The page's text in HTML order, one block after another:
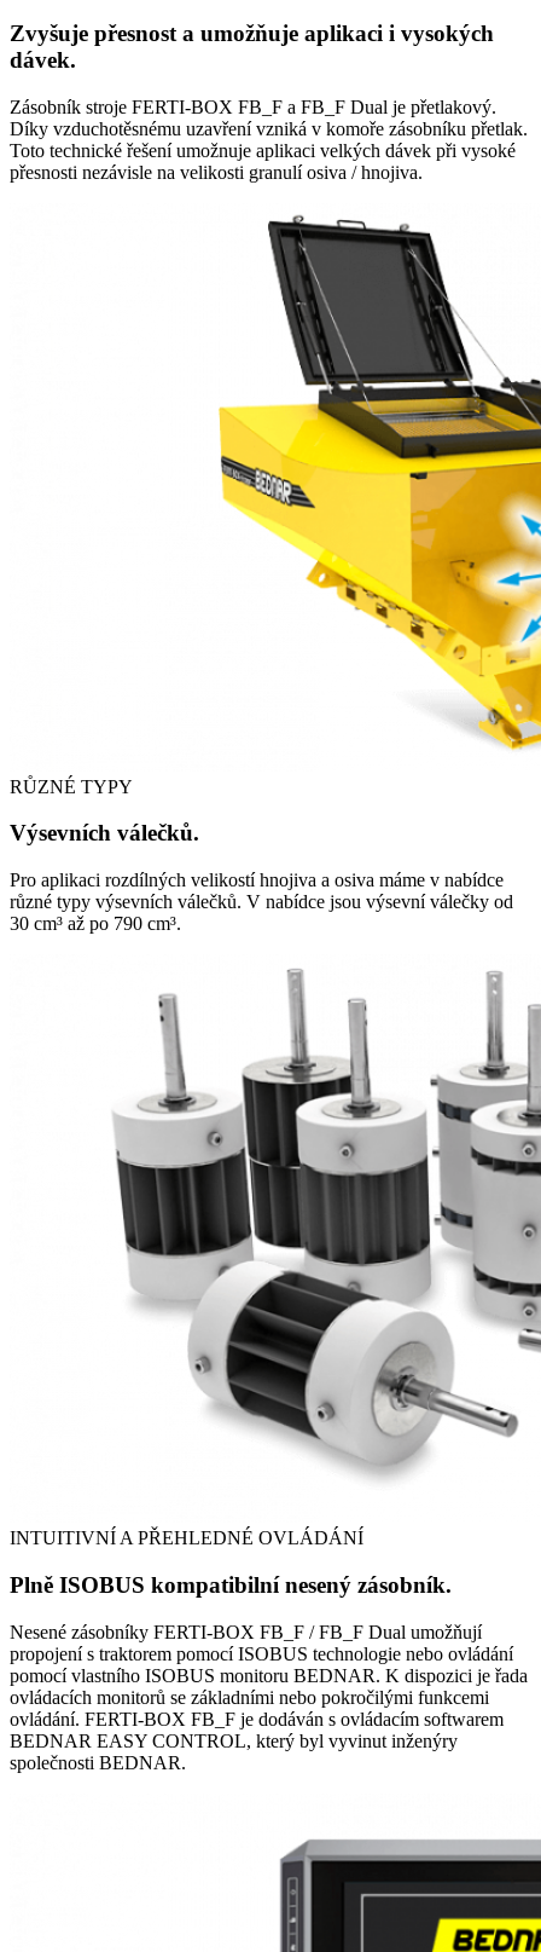
Zvyšuje přesnost a umožňuje aplikaci i vysokých
dávek.
Zásobník stroje FERTI-BOX FB_F a FB_F Dual je přetlakový.
Díky vzduchotěsnému uzavření vzniká v komoře zásobníku přetlak.
Toto technické řešení umožnuje aplikaci velkých dávek při vysoké
přesnosti nezávisle na velikosti granulí osiva / hnojiva.
RŮZNÉ TYPY
Výsevních válečků.
Pro aplikaci rozdílných velikostí hnojiva a osiva máme v nabídce
různé typy výsevních válečků. V nabídce jsou výsevní válečky od
30 cm³ až po 790 cm³.
INTUITIVNÍ A PŘEHLEDNÉ OVLÁDÁNÍ
Plně ISOBUS kompatibilní nesený zásobník.
Nesené zásobníky FERTI-BOX FB_F / FB_F Dual umožňují
propojení s traktorem pomocí ISOBUS technologie nebo ovládání
pomocí vlastního ISOBUS monitoru BEDNAR. K dispozici je řada
ovládacích monitorů se základními nebo pokročilými funkcemi
ovládání. FERTI-BOX FB_F je dodáván s ovládacím softwarem
BEDNAR EASY CONTROL, který byl vyvinut inženýry
společnosti BEDNAR.